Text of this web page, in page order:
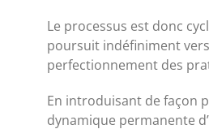
Le processus est donc
poursuit indéfiniment
perfectionnement des
En introduisant de façon
dynamique permanente